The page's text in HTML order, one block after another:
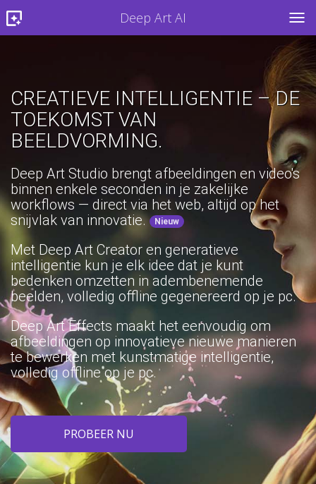
Deep Art AI
CREATIEVE INTELLIGENTIE – DE
TOEKOMST VAN
BEELDVORMING.
Deep Art Studio brengt afbeeldingen en video's
binnen enkele seconden in je zakelijke
workflows — direct via het web, altijd op het
snijvlak van innovatie. Nieuw
Met Deep Art Creator en generatieve
intelligentie kun je elk idee dat je kunt
bedenken omzetten in adembenemende
beelden, volledig offline gegenereerd op je pc.
Deep Art Effects maakt het eenvoudig om
afbeeldingen op innovatieve nieuwe manieren
te bewerken met kunstmatige intelligentie,
volledig offline op je pc.
PROBEER NU